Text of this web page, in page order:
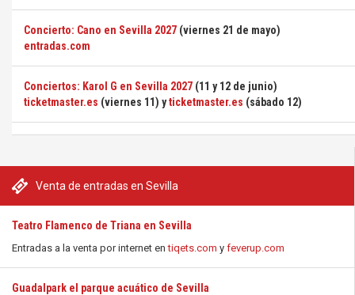
Venta de entradas en Sevilla
Teatro Flamenco de Triana en Sevilla
Entradas a la venta por internet entiqets.com y feverup.com
Guadalpark el parque acuático de Sevilla
Concierto: Cano en Sevilla 2027 (viernes 21 de mayo)
entradas.com
Conciertos: Karol G en Sevilla 2027 (11 y 12 de junio)
ticketmaster.es (viernes 11) yticketmaster.es (sábado 12)